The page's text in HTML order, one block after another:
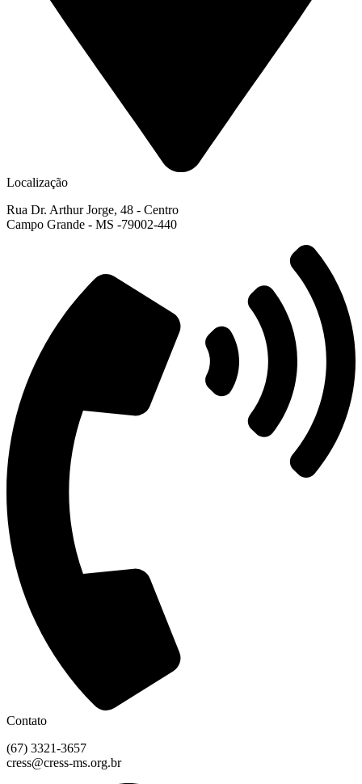
Localização
Rua Dr. Arthur Jorge, 48 - Centro
Campo Grande - MS -79002-440
Contato
(67) 3321-3657
cress@cress-ms.org.br